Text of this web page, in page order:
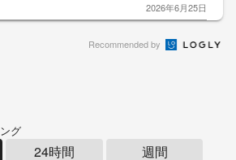
2026年6月25日
Recommended by
グ
24時間 週間